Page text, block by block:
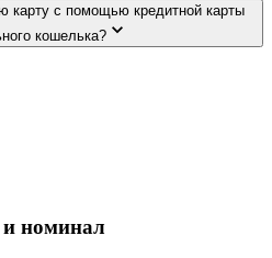
карту с помощью кредитной карты
кошелька?
и номинал